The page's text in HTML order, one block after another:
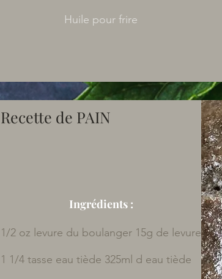
Huile pour frire
Recette de PAIN
Ingrédients :
1/2 oz levure du boulanger 15g de levure
1 1/4 tasse eau tiède 325ml d eau tiède